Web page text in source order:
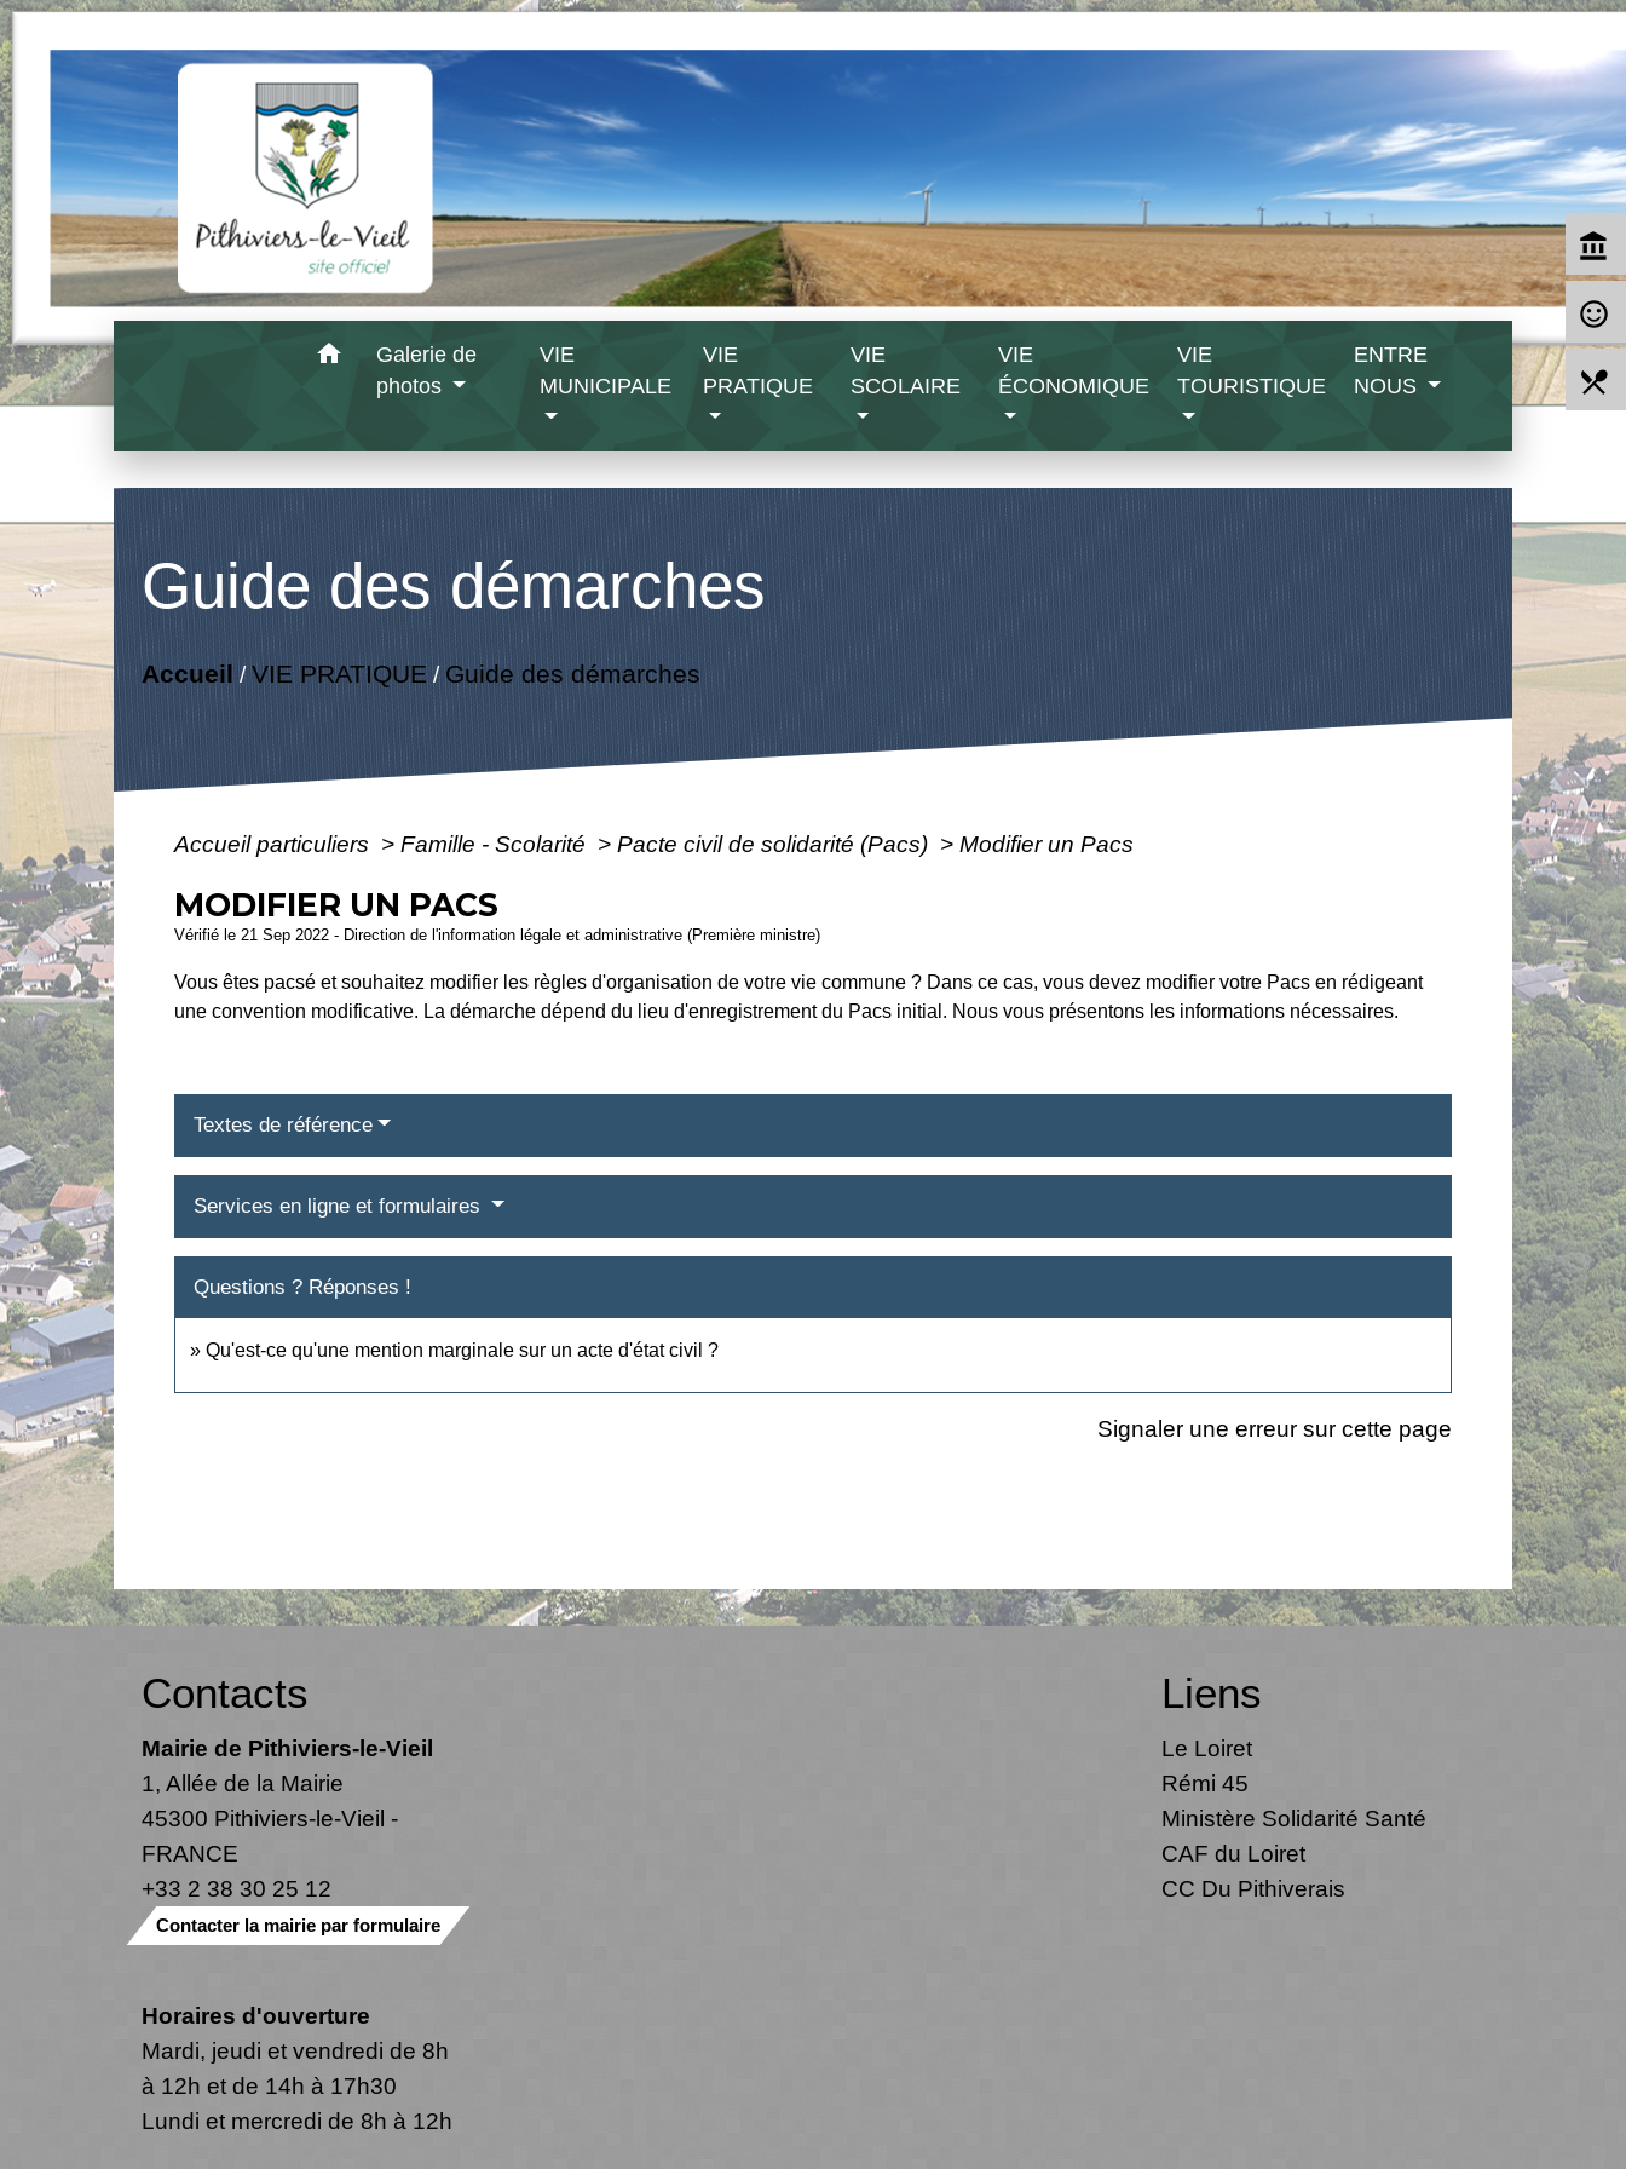
home
Galerie de
photos
VIE
MUNICIPALE
VIE
PRATIQUE
VIE
SCOLAIRE
VIE
ÉCONOMIQUE
VIE
TOURISTIQUE
ENTRE
NOUS
Guide des démarches
Accueil /VIE PRATIQUE/ Guide des démarches
Accueil particuliers > Famille - Scolarité > Pacte civil de solidarité (Pacs) > Modifier un Pacs
MODIFIER UN PACS
Vérifié le 21 Sep 2022 - Direction de l'information légale et administrative (Première ministre)
Vous êtes pacsé et souhaitez modifier les règles d'organisation de votre vie commune ? Dans ce cas, vous devez modifier votre Pacs en rédigeant
une convention modificative. La démarche dépend du lieu d'enregistrement du Pacs initial. Nous vous présentons les informations nécessaires.
Textes de référence
Services en ligne et formulaires
Questions ? Réponses !
Qu'est-ce qu'une mention marginale sur un acte d'état civil ?
Signaler une erreur sur cette page
account_balance
sentiment_satisfied_alt
local_dining
Contacts
Mairie de Pithiviers-le-Vieil
1, Allée de la Mairie
45300 Pithiviers-le-Vieil -
FRANCE
+33 2 38 30 25 12
Contacter la mairie par formulaire
Horaires d'ouverture
Mardi, jeudi et vendredi de 8h
à 12h et de 14h à 17h30
Lundi et mercredi de 8h à 12h
Liens
Le Loiret
Rémi 45
Ministère Solidarité Santé
CAF du Loiret
CC Du Pithiverais